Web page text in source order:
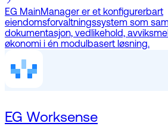
EG MainManager er et konfigurerbart
eiendomsforvaltningssystem som
dokumentasjon, vedlikehold,
økonomi i én modulbasert løsning.
EG Worksense